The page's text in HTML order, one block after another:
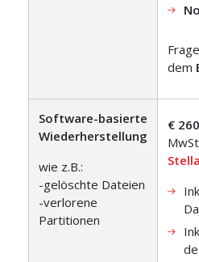
dem
Software-basierte
Wiederherstellung
wie z.B.:
-gelöschte Dateien
-verlorene
Partitionen
€